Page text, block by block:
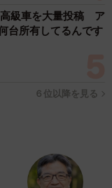
高級車を大量投稿 ア
台所有してるんです
６位以降を見る